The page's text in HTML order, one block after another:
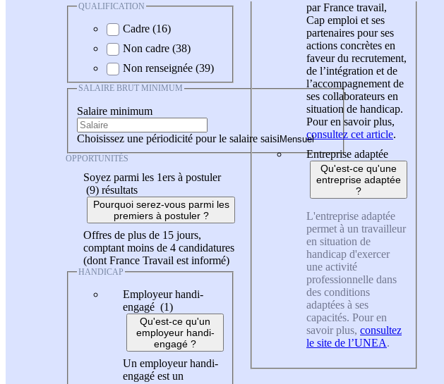
QUALIFICATION
Cadre (16)
Non cadre (38)
Non renseignée (39)
SALAIRE BRUT MINIMUM
Salaire minimum
Choisissez une périodicité pour le salaire saisi
OPPORTUNITÉS
Soyez parmi les 1ers à postuler
(9) résultats
Pourquoi serez-vous parmi les
premiers à postuler ?
Offres de plus de 15 jours,
comptant moins de 4 candidatures
(dont France Travail est informé)
HANDICAP
Employeur handi-
engagé (1)
Qu'est-ce qu'un
employeur handi-
engagé ?
Un employeur handi-
engagé est un
par France travail,
Cap emploi et ses
partenaires pour ses
actions concrètes en
faveur du recrutement,
de l’intégration et de
l’accompagnement de
ses collaborateurs en
situation de handicap.
Pour en savoir plus,
consultez cet article.
Entreprise adaptée
Qu'est-ce qu'une
entreprise adaptée
?
L'entreprise adaptée
permet à un travailleur
en situation de
handicap d'exercer
une activité
professionnelle dans
des conditions
adaptées à ses
capacités. Pour en
savoir plus, consultez
le site de l’UNEA.